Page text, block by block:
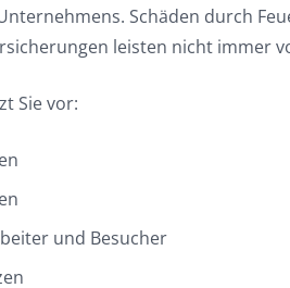
Schäden durch
leisten nicht immer
Sie vor:
und Besucher